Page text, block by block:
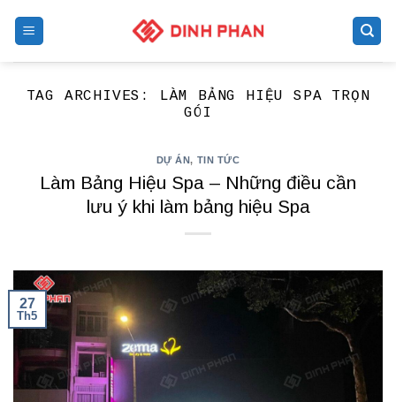
TAG ARCHIVES: LÀM BẢNG HIỆU SPA TRỌN
GÓI
DỰ ÁN, TIN TỨC
Làm Bảng Hiệu Spa – Những điều cần
lưu ý khi làm bảng hiệu Spa
27
Th5